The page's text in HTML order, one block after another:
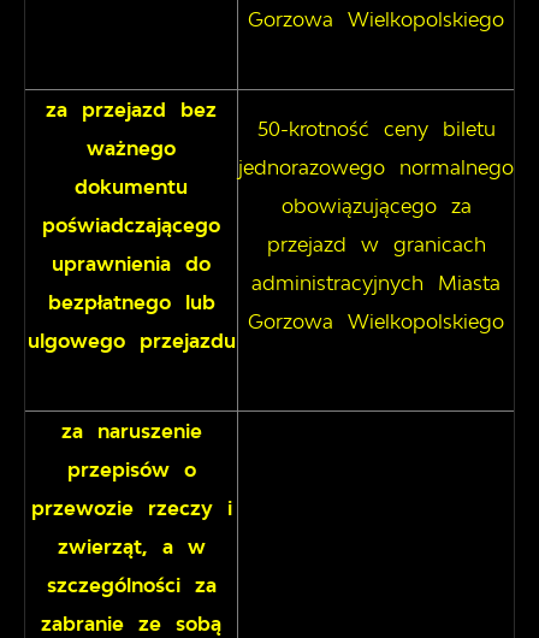
Gorzowa Wielkopolskiego
za przejazd bez
ważnego
dokumentu
poświadczającego
uprawnienia do
bezpłatnego lub
ulgowego przejazdu
50-krotność ceny biletu
jednorazowego normalnego
obowiązującego za
przejazd w granicach
administracyjnych Miasta
Gorzowa Wielkopolskiego
za naruszenie
przepisów o
przewozie rzeczy i
zwierząt, a w
szczególności za
zabranie ze sobą